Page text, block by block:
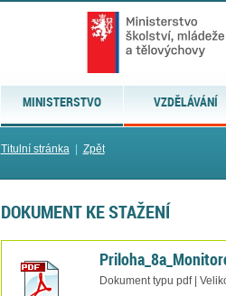
MINISTERSTVO VZDĚLÁVÁNÍ
Titulní stránka| Zpět
DOKUMENT KE STAŽENÍ
Dokument typu pdf |